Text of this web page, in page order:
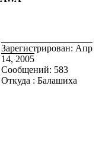
Зарегистрирован: Апр
14, 2005
Сообщений: 583
Откуда : Балашиха